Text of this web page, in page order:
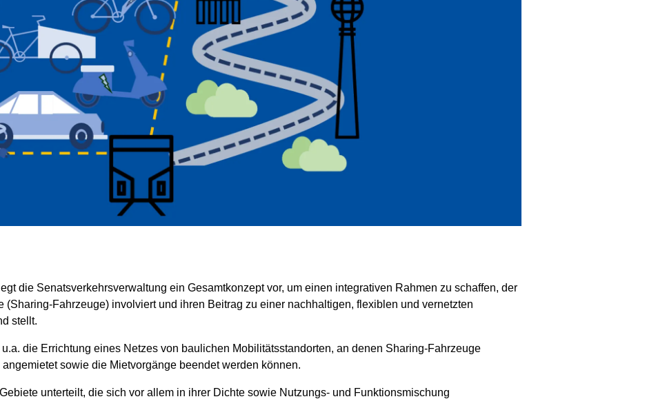
die Senatsverkehrsverwaltung ein Gesamtkonzept vor, um einen integrativen Rahmen zu schaffen, der
(Sharing-Fahrzeuge) involviert und ihren Beitrag zu einer nachhaltigen, flexiblen und vernetzten
stellt.
die Errichtung eines Netzes von baulichen Mobilitätsstandorten, an denen Sharing-Fahrzeuge
sowie die Mietvorgänge beendet werden können.
unterteilt, die sich vor allem in ihrer Dichte sowie Nutzungs- und Funktionsmischung